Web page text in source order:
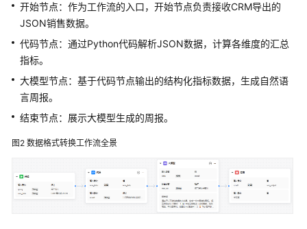
工
作
流
建
据
式
工
开始节点：作为工作流的入口，开始节点负责接收CRM导出的
JSON销售数据。
代码节点：通过Python代码解析JSON数据，计算各维度的汇总
指标。
大模型节点：基于代码节点输出的结构化指标数据，生成自然语
言周报。
结束节点：展示大模型生成的周报。
图2 数据格式转换工作流全景